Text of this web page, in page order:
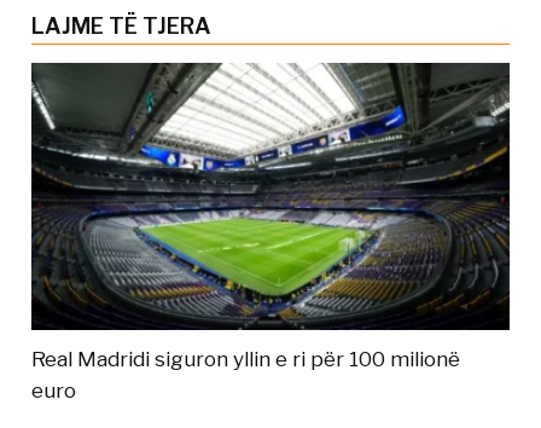
LAJME TË TJERA
Real Madridi siguron yllin e ri për 100 milionë
euro